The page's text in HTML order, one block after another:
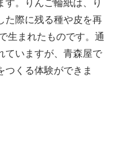
た際に残る種や皮を再
生まれたものです。通
ていますが、青森屋で
くる体験ができま